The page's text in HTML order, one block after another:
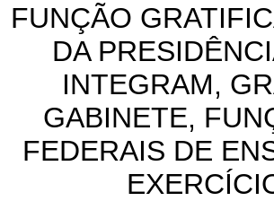
FUNÇÃO
DA
INTEGRAM,
GABINETE,
FEDERAIS DE